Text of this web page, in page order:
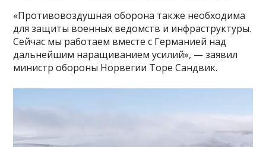
«Противовоздушная оборона также необходима
для защиты военных ведомств и инфраструктуры.
Сейчас мы работаем вместе с Германией над
дальнейшим наращиванием усилий», — заявил
министр обороны Норвегии Торе Сандвик.